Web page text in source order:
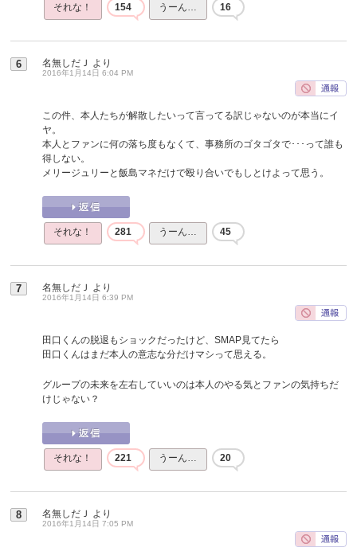
それな！ 154 うーん… 16
6 名無しだＪ より
2016年1月14日 6:04 PM
この件、本人たちが解散したいって言ってる訳じゃないのが本当にイ
ヤ。
本人とファンに何の落ち度もなくて、事務所のゴタゴタで･･･って誰も
得しない。
メリージュリーと飯島マネだけで殴り合いでもしとけよって思う。
それな！ 281 うーん… 45
7 名無しだＪ より
2016年1月14日 6:39 PM
田口くんの脱退もショックだったけど、SMAP見てたら
田口くんはまだ本人の意志な分だけマシって思える。
グループの未来を左右していいのは本人のやる気とファンの気持ちだ
けじゃない？
それな！ 221 うーん… 20
8 名無しだＪ より
2016年1月14日 7:05 PM